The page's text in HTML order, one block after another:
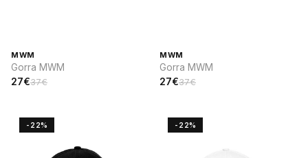
MWM
Gorra MWM
27€37€
MWM
Gorra MWM
27€37€
-22% -22%